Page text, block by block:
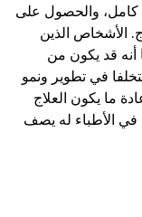
كامل، والحصول على
الأشخاص الذين
أنه قد يكون من
في تطوير ونمو
ما يكون العلاج
الأطباء له يصف